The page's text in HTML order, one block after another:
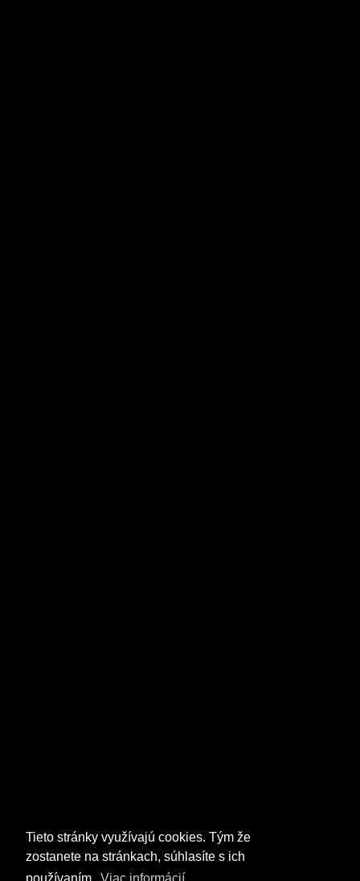
Tieto stránky využívajú cookies. Tým že
zostanete na stránkach, súhlasíte s ich